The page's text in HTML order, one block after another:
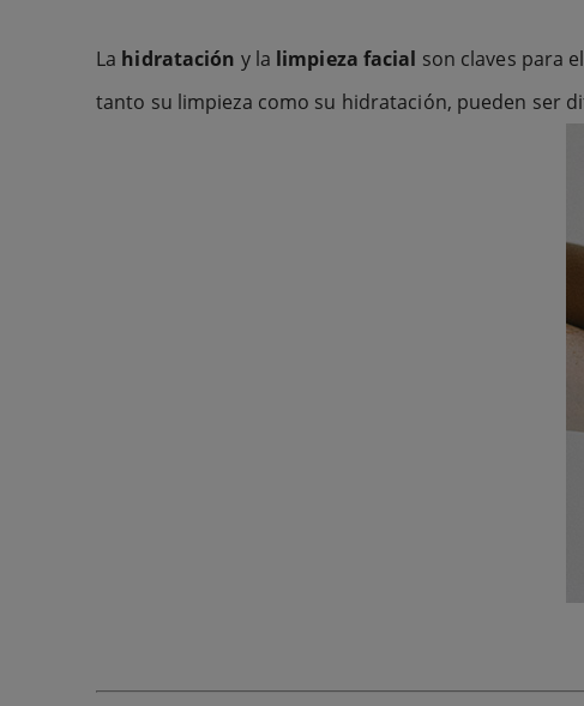
La hidratación y la limpieza facial son claves para
tanto su limpieza como su hidratación, pueden ser